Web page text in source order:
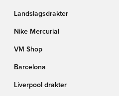
Landslagsdrakter
Nike Mercurial
VM Shop
Barcelona
Liverpool drakter